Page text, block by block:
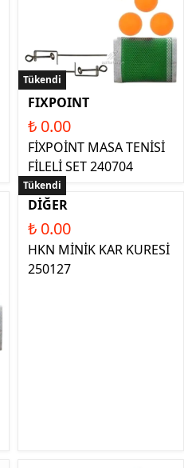
Tükendi
FIXPOINT
₺ 0.00
FİXPOİNT MASA TENİSİ
FİLELİ SET 240704
Tükendi
DİĞER
₺ 0.00
HKN MİNİK KAR KURESİ
250127